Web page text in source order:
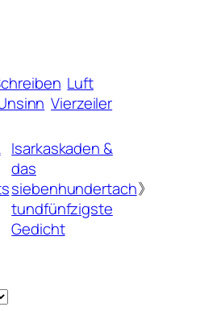
Luft
Vierzeiler
Isarkaskaden &
das
siebenhundertach
tundfünfzigste
Gedicht
》